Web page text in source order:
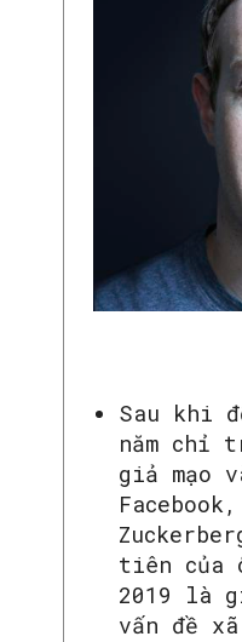
Sau khi
năm chỉ
giả mạo
tiên của
2019 là
vấn đề